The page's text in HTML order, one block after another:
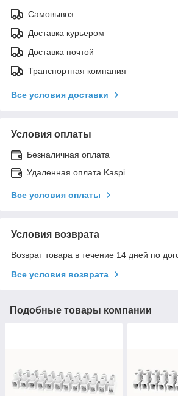
Самовывоз
Доставка курьером
Доставка почтой
Транспортная компания
Все условия доставки
Условия оплаты
Безналичная оплата
Удаленная оплата Kaspi
Все условия оплаты
Условия возврата
Возврат товара в течение 14 дней по
Все условия возврата
Подобные товары компании